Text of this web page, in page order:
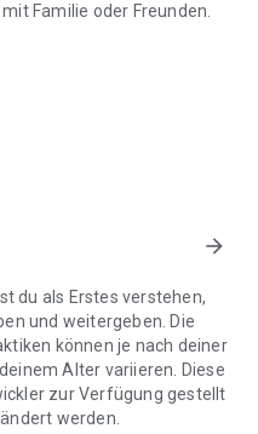
Familie oder Freunden.
in Echtzeit: Alle sehen
erstellen und
ein und erledigt den
Importiere
verwandle sie
arrow_forward
du als Erstes verstehen,
und weitergeben. Die
können je nach deiner
Alter variieren. Diese
zur Verfügung gestellt
werden.